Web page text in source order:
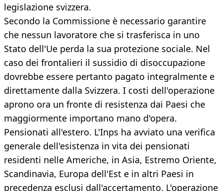
legislazione svizzera.
Secondo la Commissione è necessario garantire
che nessun lavoratore che si trasferisca in uno
Stato dell'Ue perda la sua protezione sociale. Nel
caso dei frontalieri il sussidio di disoccupazione
dovrebbe essere pertanto pagato integralmente e
direttamente dalla Svizzera. I costi dell'operazione
aprono ora un fronte di resistenza dai Paesi che
maggiormente importano mano d'opera.
Pensionati all'estero. L'Inps ha avviato una verifica
generale dell'esistenza in vita dei pensionati
residenti nelle Americhe, in Asia, Estremo Oriente,
Scandinavia, Europa dell'Est e in altri Paesi in
precedenza esclusi dall'accertamento. L'operazione